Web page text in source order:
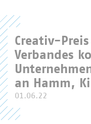
Creativ-
Verbandes
an Hamm,
01.06.22